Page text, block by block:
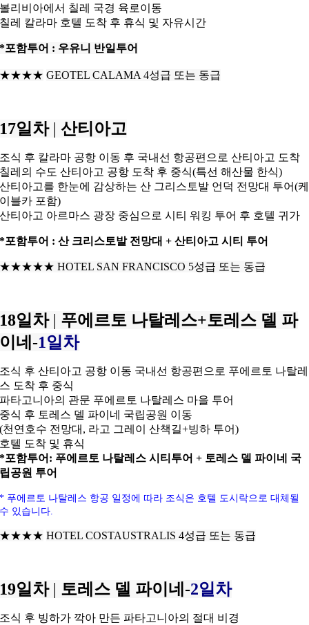
볼리비아에서 칠레 국경 육로이동
칠레 칼라마 호텔 도착 후 휴식 및 자유시간
*포함투어 : 우유니 반일투어
★★★★ GEOTEL CALAMA 4성급 또는 동급
17일차 | 산티아고
조식 후 칼라마 공항 이동 후 국내선 항공편으로 산티아고 도착
칠레의 수도 산티아고 공항 도착 후 중식(특선 해산물 한식)
산티아고를 한눈에 감상하는 산 그리스토발 언덕 전망대 투어(케
이블카 포함)
산티아고 아르마스 광장 중심으로 시티 워킹 투어 후 호텔 귀가
*포함투어 : 산 크리스토발 전망대 + 산티아고 시티 투어
★★★★★ HOTEL SAN FRANCISCO 5성급 또는 동급
18일차 | 푸에르토 나탈레스+토레스 델 파
이네-1일차
조식 후 산티아고 공항 이동 국내선 항공편으로 푸에르토 나탈레
스 도착 후 중식
파타고니아의 관문 푸에르토 나탈레스 마을 투어
중식 후 토레스 델 파이네 국립공원 이동
(천연호수 전망대, 라고 그레이 산책길+빙하 투어)
호텔 도착 및 휴식
*포함투어: 푸에르토 나탈레스 시티투어 + 토레스 델 파이네 국
립공원 투어
* 푸에르토 나탈레스 항공 일정에 따라 조식은 호텔 도시락으로 대체될
수 있습니다.
★★★★ HOTEL COSTAUSTRALIS 4성급 또는 동급
19일차 | 토레스 델 파이네-2일차
조식 후 빙하가 깍아 만든 파타고니아의 절대 비경